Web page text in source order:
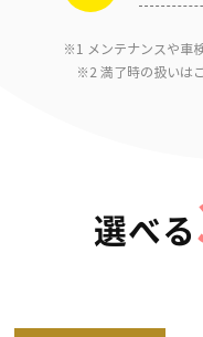
※1 メンテナンスや車
※2 満了時の扱いは
選べる